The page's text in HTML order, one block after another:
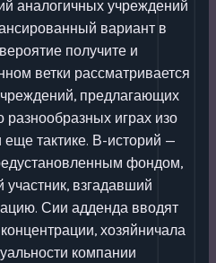
аналогичных учреждений
вариант в
получите и
ветки рассматривается
предлагающих
разнообразных играх изо
еще тактике. В-историй —
фондом,
взгадавший
Сии адденда вводят
хозяйничала
компании